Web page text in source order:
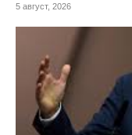
5 август, 2026